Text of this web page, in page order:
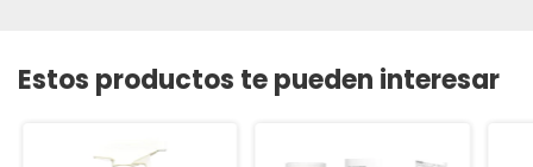
Estos productos te pueden interesar